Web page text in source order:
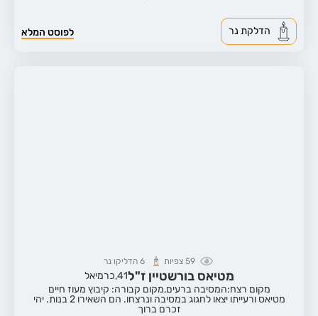
לפוסט המלא הדלקת נר
59 צפיות 6 הדליקו נר
מטיאס בורשטיין ז"ל41, כרמיאל
מקום רצח:המסיבה ברעים,מקום קבורה: קיבוץ מעוז חיים
מטיאס ורעייתו יצאו לחגוג במסיבה ונרצחו. הם השאירו 2 בנות. יהי
זכרם ברוך